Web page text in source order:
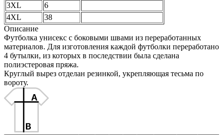
3XL
6
4XL
38
Описание
Футболка унисекс с боковыми швами из переработанных
материалов. Для изготовления каждой футболки переработано
4 бутылки, из которых в последствии была сделана
полиэстеровая пряжа.
Круглый вырез отделан резинкой, укрепляющая тесьма по
вороту.